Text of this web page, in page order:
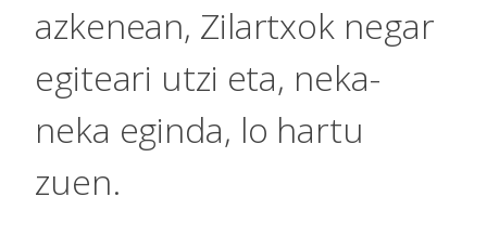
azkenean, Zilartxok negar
egiteari utzi eta, neka-
neka eginda, lo hartu
zuen.